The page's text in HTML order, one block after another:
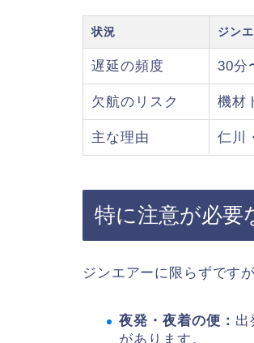
状況 ジン
遅延の頻度 30分
欠航のリスク 機材
主な理由 仁川
特に注意が必要
ジンエアーに限らずです
夜発・夜着の便： 出
があります。